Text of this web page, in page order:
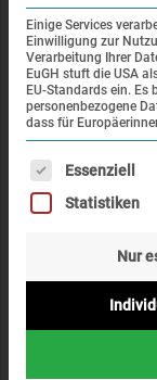
+49 (0) 8131 -
info@kz-
Newsletter
Informieren Sie
Wir verwenden
Einige Services
Einwilligung zur
Verarbeitung Ihrer
EuGH stuft die USA
EU-Standards ein. Es
personenbezogene
dass für
Es folgt eine
Essenziell
Statistiken
Nur